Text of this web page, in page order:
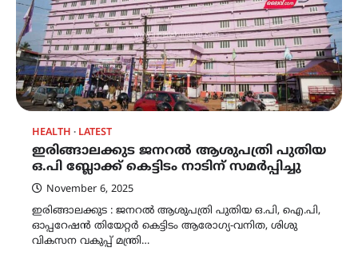
HEALTH LATEST
ഇരിങ്ങാലക്കുട ജനറല്‍ ആശുപത്രി പുതിയ
ഒ.പി ബ്ലോക്ക് കെട്ടിടം നാടിന് സമര്‍പ്പിച്ചു
November 6, 2025
ഇരിങ്ങാലക്കുട : ജനറല്‍ ആശുപത്രി പുതിയ ഒ.പി, ഐ.പി,
ഓപ്പറേഷന്‍ തിയേറ്റര്‍ കെട്ടിടം ആരോഗ്യ-വനിത, ശിശു
വികസന വകുപ്പ് മന്ത്രി…